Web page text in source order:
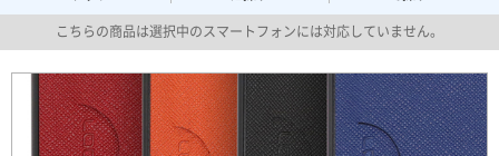
こちらの商品は選択中のスマートフォンには対応していません。